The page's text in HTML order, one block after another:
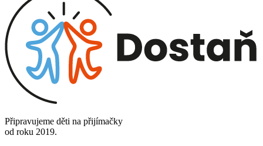
Připravujeme děti na přijímačky
od roku 2019.